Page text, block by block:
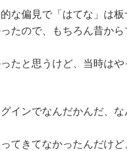
な偏見で「はてな」は
たので、もちろん昔か
たと思うけど、当時は
インでなんだかんだ、
てきてなかったんだけ